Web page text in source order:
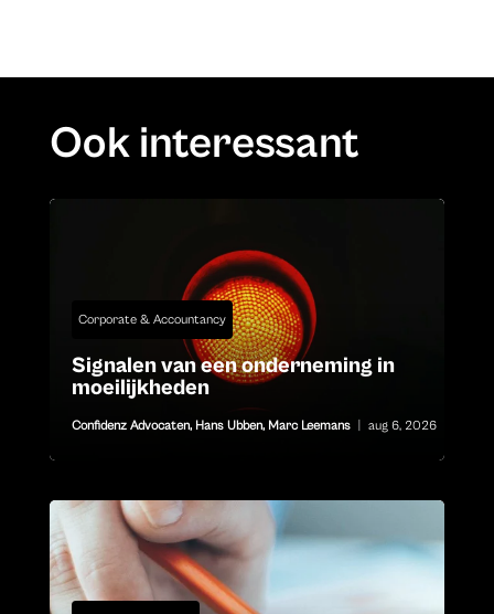
Ook interessant
Corporate & Accountancy
Signalen van een onderneming in
moeilijkheden
Confidenz Advocaten, Hans Ubben, Marc Leemans aug 6, 2026